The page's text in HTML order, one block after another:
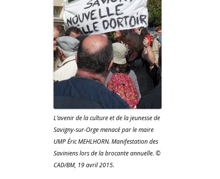
L’avenir de la culture et de la jeunesse de
Savigny-sur-Orge menacé par le maire
UMP Éric MEHLHORN. Manifestation des
Saviniens lors de la brocante annuelle. ©
CAD/BM, 19 avril 2015.